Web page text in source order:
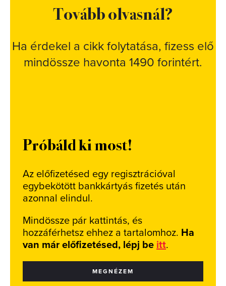
Tovább olvasnál?
Ha érdekel a cikk folytatása, fizess elő
mindössze havonta 1490 forintért.
Próbáld ki most!
Az előfizetésed egy regisztrációval
egybekötött bankkártyás fizetés után
azonnal elindul.
Mindössze pár kattintás, és
hozzáférhetsz ehhez a tartalomhoz. Ha
van már előfizetésed, lépj be itt.
MEGNÉZEM